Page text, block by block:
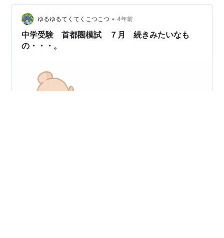
模試（サピックス・日能研・四谷大塚・首都圏模試）受
験者総数と、今年度の同時期の受験者総数を比較する
と。 男子 1.4％増 25,8…
ゆるゆるてくてくこつこつ • 4年前
中学受験 首都圏模試 ７月 続きみたいなも
の・・・。